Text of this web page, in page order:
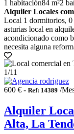
1 habitación84 m²2
Alquiler Locales
Local 1 dormitorios, 0
asturias local en
acondicionado como
necesita alguna
1/11
600 € - Ref: 14389 /
Alquiler
Alta, La